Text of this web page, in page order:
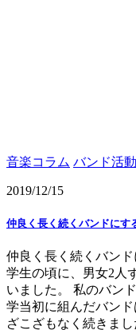
音楽コラム バンド活
2019/12/15
仲良く長く続くバンドにす
仲良く長く続くバン
学生の頃に、男女2人
いました。 私のバン
学当初に組んだバン
ざこざもなく続きま